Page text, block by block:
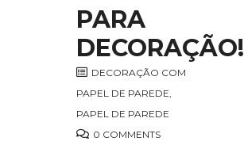
PARA
DECORAÇÃO!
DECORAÇÃO COM
PAPEL DE PAREDE,
PAPEL DE PAREDE
0 COMMENTS